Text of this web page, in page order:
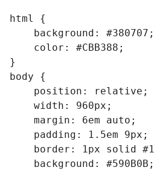
html {
}
body {